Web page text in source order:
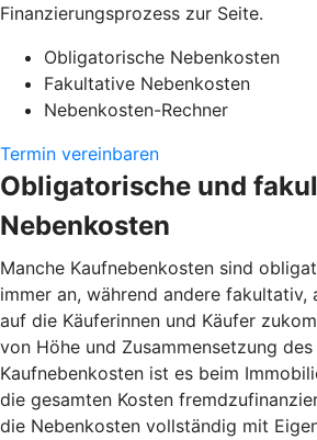
Finanzierungsprozess zur Seite.
Obligatorische Nebenkosten
Fakultative Nebenkosten
Nebenkosten-Rechner
Termin vereinbaren
Obligatorische und
Nebenkosten
Manche Kaufnebenkosten sind
immer an, während andere fakultativ,
auf die Käuferinnen und Käufer
von Höhe und Zusammensetzung
Kaufnebenkosten ist es beim
die gesamten Kosten
die Nebenkosten vollständig mit